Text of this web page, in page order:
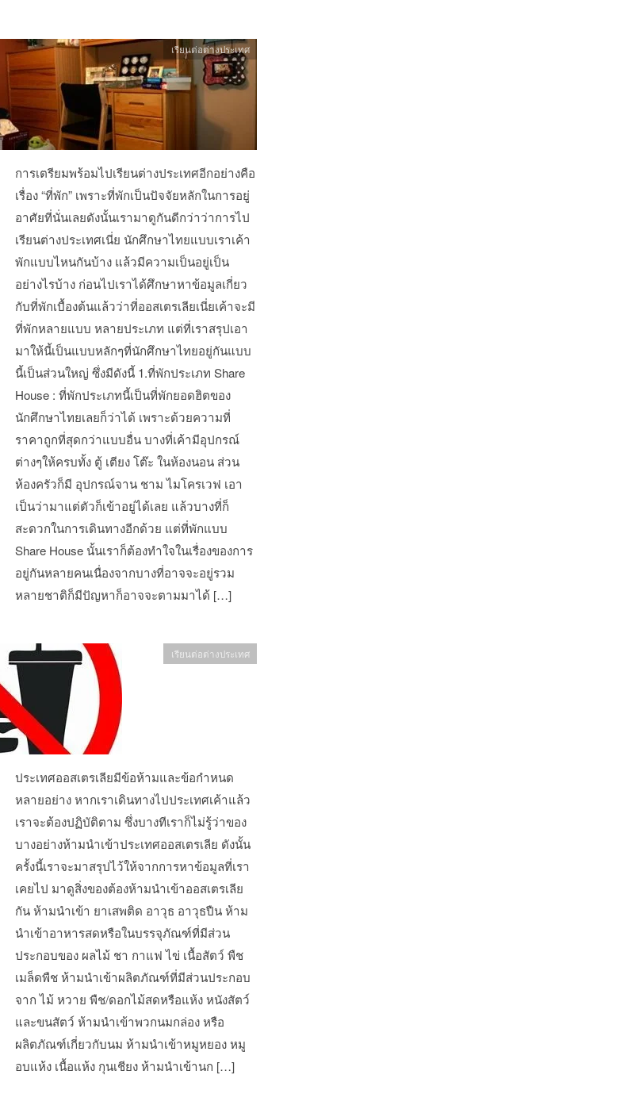
การเตรียมพร้อมไปเรียนต่างประเทศอีกอย่างคือ
เรื่อง “ที่พัก” เพราะที่พักเป็นปัจจัยหลักในการอยู่
อาศัยที่นั่นเลยดังนั้นเรามาดูกันดีกว่าว่าการไป
เรียนต่างประเทศเนี่ย นักศึกษาไทยแบบเราเค้า
พักแบบไหนกันบ้าง แล้วมีความเป็นอยู่เป็น
อย่างไรบ้าง ก่อนไปเราได้ศึกษาหาข้อมูลเกี่ยว
กับที่พักเบื้องต้นแล้วว่าที่ออสเตรเลียเนี่ยเค้าจะมี
ที่พักหลายแบบ หลายประเภท แต่ที่เราสรุปเอา
มาให้นี้เป็นแบบหลักๆที่นักศึกษาไทยอยู่กันแบบ
นี้เป็นส่วนใหญ่ ซึ่งมีดังนี้ 1.ที่พักประเภท Share
House : ที่พักประเภทนี้เป็นที่พักยอดฮิตของ
นักศึกษาไทยเลยก็ว่าได้ เพราะด้วยความที่
ราคาถูกที่สุดกว่าแบบอื่น บางที่เค้ามีอุปกรณ์
ต่างๆให้ครบทั้ง ตู้ เตียง โต๊ะ ในห้องนอน ส่วน
ห้องครัวก็มี อุปกรณ์จาน ชาม ไมโครเวฟ เอา
เป็นว่ามาแต่ตัวก็เข้าอยู่ได้เลย แล้วบางที่ก็
สะดวกในการเดินทางอีกด้วย แต่ที่พักแบบ
Share House นั้นเราก็ต้องทำใจในเรื่องของการ
อยู่กันหลายคนเนื่องจากบางที่อาจจะอยู่รวม
หลายชาติก็มีปัญหาก็อาจจะตามมาได้ […]
เรียนต่อต่างประเทศ
ประเทศออสเตรเลียมีข้อห้ามและข้อกำหนด
หลายอย่าง หากเราเดินทางไปประเทศเค้าแล้ว
เราจะต้องปฏิบัติตาม ซึ่งบางทีเราก็ไม่รู้ว่าของ
บางอย่างห้ามนำเข้าประเทศออสเตรเลีย ดังนั้น
ครั้งนี้เราจะมาสรุปไว้ให้จากการหาข้อมูลที่เรา
เคยไป มาดูสิ่งของต้องห้ามนำเข้าออสเตรเลีย
กัน ห้ามนำเข้า ยาเสพติด อาวุธ อาวุธปืน ห้าม
นำเข้าอาหารสดหรือในบรรจุภัณฑ์ที่มีส่วน
ประกอบของ ผลไม้ ชา กาแฟ ไข่ เนื้อสัตว์ พืช
เมล็ดพืช ห้ามนำเข้าผลิตภัณฑ์ที่มีส่วนประกอบ
จาก ไม้ หวาย พืช/ดอกไม้สดหรือแห้ง หนังสัตว์
และขนสัตว์ ห้ามนำเข้าพวกนมกล่อง หรือ
ผลิตภัณฑ์เกี่ยวกับนม ห้ามนำเข้าหมูหยอง หมู
อบแห้ง เนื้อแห้ง กุนเชียง ห้ามนำเข้านก […]
เรียนต่อต่างประเทศ